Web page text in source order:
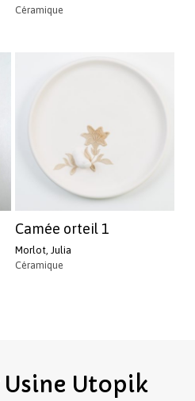
Céramique
Camée orteil 1
Morlot, Julia
Céramique
Usine Utopik